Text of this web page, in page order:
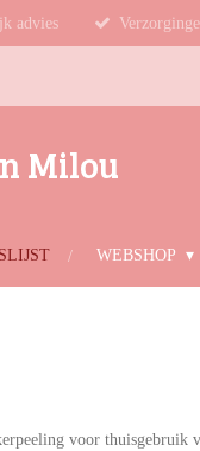
advies
Milou
WEBSHOP
voor thuisgebruik